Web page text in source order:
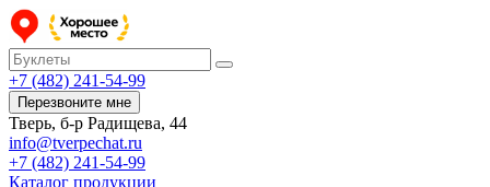
+7 (482) 241-54-99
Перезвоните мне
Тверь, б-р Радищева, 44
info@tverpechat.ru
+7 (482) 241-54-99
Каталог продукции